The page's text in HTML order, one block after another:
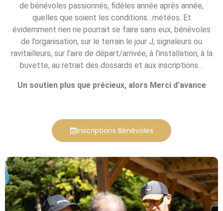
de bénévoles passionnés, fidèles année après année,
quelles que soient les conditions…météos. Et
évidemment rien ne pourrait se faire sans eux, bénévoles
de l’organisation, sur le terrain le jour J, signaleurs ou
ravitailleurs, sur l’aire de départ/arrivée, à l’installation, à la
buvette, au retrait des dossards et aux inscriptions…
Un soutien plus que précieux, alors Merci d’avance
Inscriptions Bénévoles